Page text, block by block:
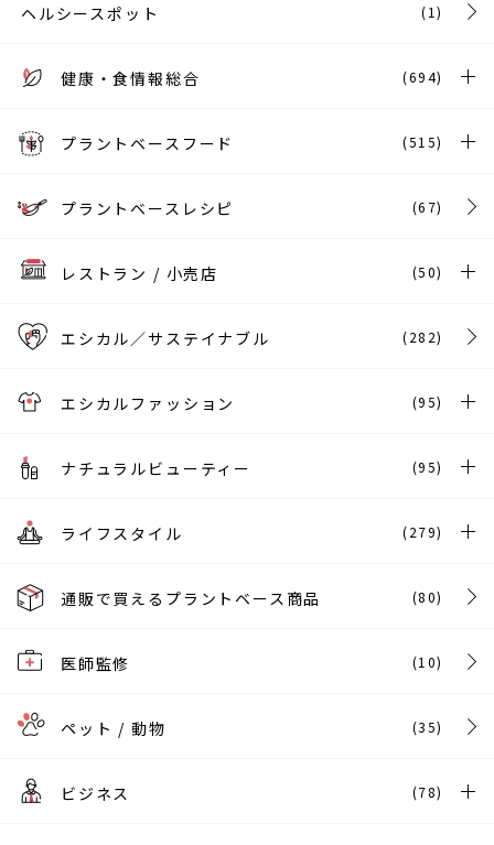
ヘルシースポット (1)
健康・食情報総合 (694)
プラントベースフード (515)
プラントベースレシピ (67)
レストラン / 小売店 (50)
エシカル／サステイナブル (282)
エシカルファッション (95)
ナチュラルビューティー (95)
ライフスタイル (279)
通販で買えるプラントベース商品 (80)
医師監修 (10)
ペット / 動物 (35)
ビジネス (78)